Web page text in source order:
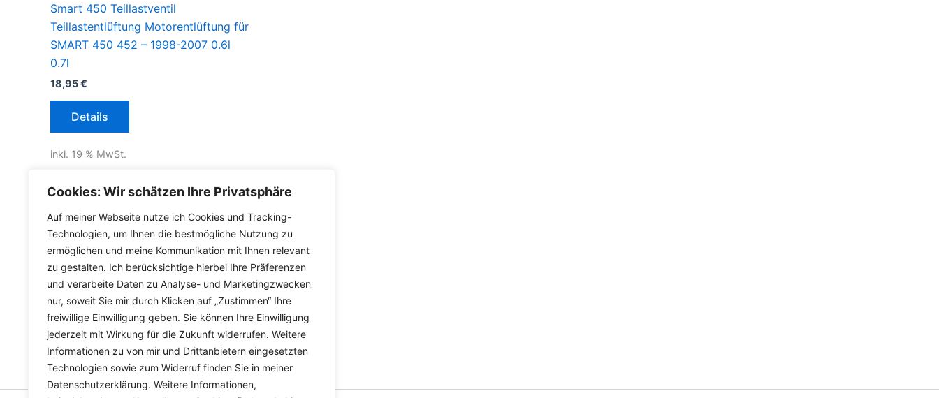
Cookies: Wir schätzen Ihre Privatsphäre
Auf meiner Webseite nutze ich Cookies und Tracking-
Technologien, um Ihnen die bestmögliche Nutzung zu
ermöglichen und meine Kommunikation mit Ihnen relevant
zu gestalten. Ich berücksichtige hierbei Ihre Präferenzen
und verarbeite Daten zu Analyse- und Marketingzwecken
nur, soweit Sie mir durch Klicken auf „Zustimmen“ Ihre
freiwillige Einwilligung geben. Sie können Ihre Einwilligung
jederzeit mit Wirkung für die Zukunft widerrufen. Weitere
Informationen zu von mir und Drittanbietern eingesetzten
Technologien sowie zum Widerruf finden Sie in meiner
Datenschutzerklärung. Weitere Informationen,
Smart 450 Teillastventil
Teillastentlüftung Motorentlüftung für
SMART 450 452 – 1998-2007 0.6l
0.7l
18,95€
Details
inkl. 19 % MwSt.
Lieferzeit Deutschland:2-3 Werktage